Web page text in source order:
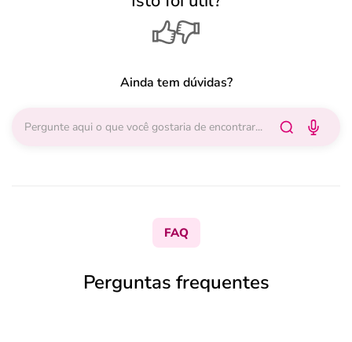
Ainda tem dúvidas?
FAQ
Perguntas frequentes